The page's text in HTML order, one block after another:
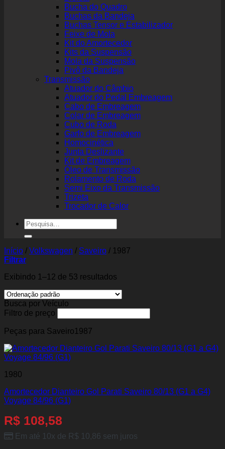
Bucha do Quadro
Buchas da Bandeja
Buchas Tensor e Estabilizador
Feixe de Mola
Kit do Amortecedor
Kits da Suspensão
Mola da Suspensão
Pivô da Bandeja
Transmissão
Atuador do Câmbio
Atuador do Pedal Embreagem
Cabo de Embreagem
Colar de Embreagem
Cubo de Roda
Garfo de Embreagem
Homocinética
Junta Deslizante
Kit de Embreagem
Óleo de Transmissão
Rolamento de Roda
Semi Eixo da Transmissão
Trizeta
Trocador de Calor
Pesquisar
por:
Início / Volkswagen / Saveiro / 1987
Filtrar
Exibindo 1–12 de 53 resultados
Busca por Veículo
Filtro de preço
Peças para Saveiro1987
1980
Amortecedor Dianteiro Gol Parati Saveiro 80/13 (G1 a G4)
Voyage 84/96 (G1)
R$ 108,58
Em até 10x de R$ 10,86 sem juros